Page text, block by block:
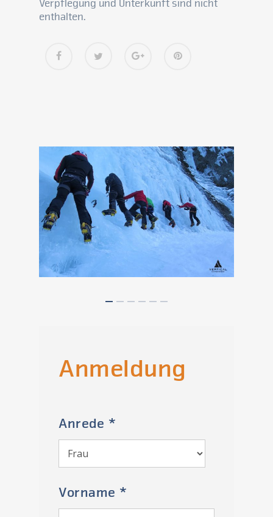
Verpflegung und Unterkunft sind nicht
enthalten.
Anmeldung
Anrede *
Vorname *